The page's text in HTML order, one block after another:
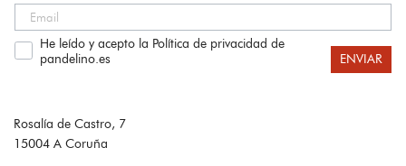
He leído y acepto la Política de privacidad de
pandelino.es
ENVIAR
Rosalía de Castro, 7
15004 A Coruña